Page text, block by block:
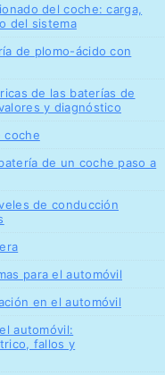
del coche: carga,
del sistema
de plomo-ácido con
de las baterías de
y diagnóstico
coche
de un coche paso a
de conducción
para el automóvil
en el automóvil
automóvil:
fallos y